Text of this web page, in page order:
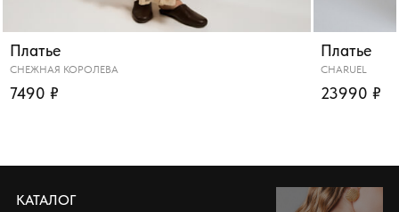
Платье
СНЕЖНАЯ КОРОЛЕВА
7490 ₽
Платье
CHARUEL
23990 ₽
КАТАЛОГ